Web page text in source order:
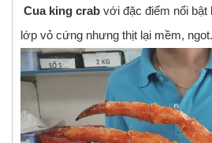
Cua king crab với đặc điểm nổi bật
lớp vỏ cứng nhưng thịt lại mềm, ngot.